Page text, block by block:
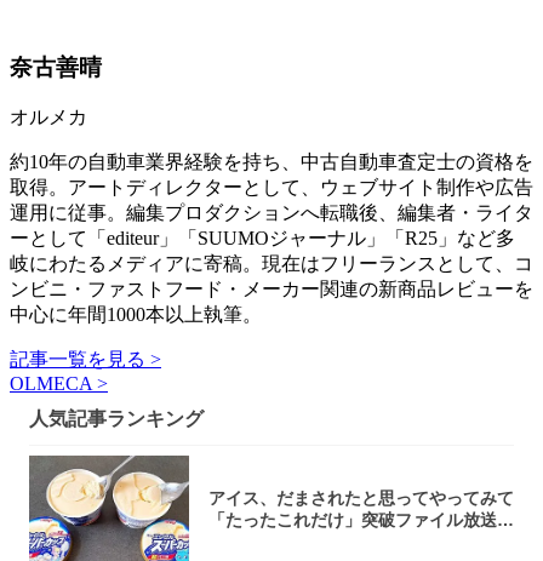
奈古善晴
オルメカ
約10年の自動車業界経験を持ち、中古自動車査定士の資格を
取得。アートディレクターとして、ウェブサイト制作や広告
運用に従事。編集プロダクションへ転職後、編集者・ライタ
ーとして「editeur」「SUUMOジャーナル」「R25」など多
岐にわたるメディアに寄稿。現在はフリーランスとして、コ
ンビニ・ファストフード・メーカー関連の新商品レビューを
中心に年間1000本以上執筆。
記事一覧を見る >
OLMECA >
人気記事ランキング
アイス、だまされたと思ってやってみて
「たったこれだけ」突破ファイル放送で